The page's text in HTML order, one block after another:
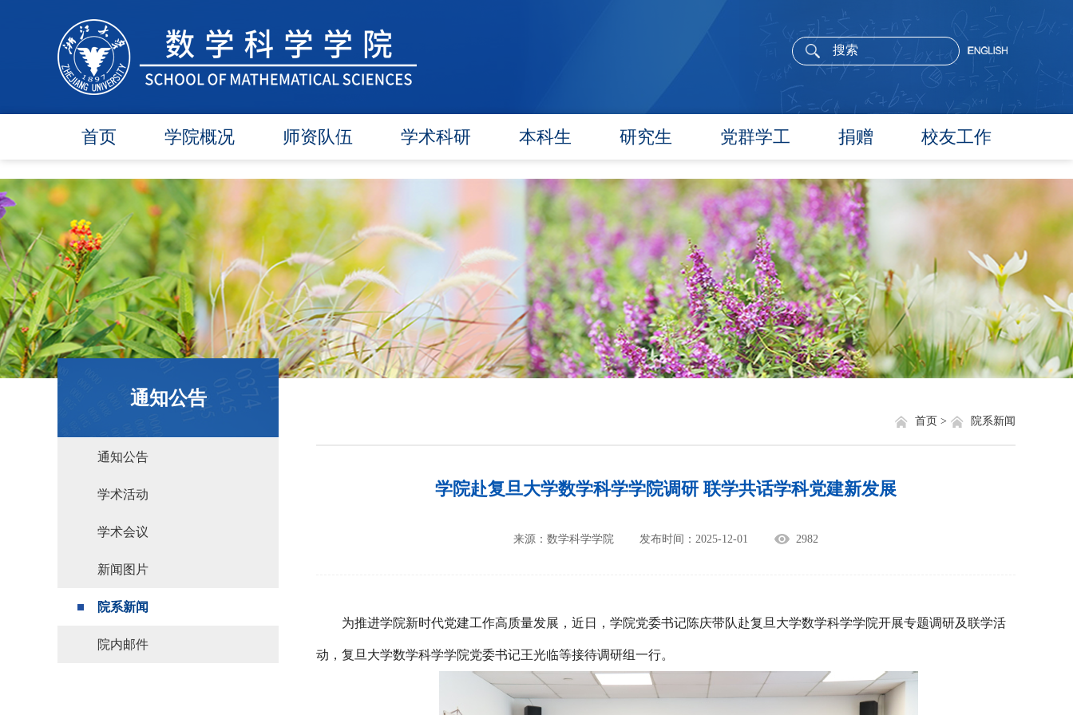
首页 学院概况
学院简介
学院领导
各委员会
办事指南
行政团队
师资队伍
在任教师
博导师资
硕导师资
退休教师
人才引进
政策文件
学术科研
学术团队
学术活动
信息公告
文件汇编
本科生
信息公告
教研动态
学籍管理
实践教学
对外交流
培养方案
研究生
信息公告
招生工作
培养工作
毕业学位
政策文件
党群学工
党委概况
党建工作
文件汇编
团学通知
团学新闻
就业信息
学生文件资料
规章制度
捐赠 校友工作
院长寄语
活动通告
校友新闻
校友风采
校友名录
相关网站链接
关于我们
通知公告
通知公告
学术活动
学术会议
新闻图片
院系新闻
院内邮件
院系新闻
首页 >
学院赴复旦大学数学科学学院调研 联学共话学科党建新发展
来源：数学科学学院 发布时间：2025-12-01 2982
为推进学院新时代党建工作高质量发展，近日，学院党委书记陈庆带队赴复旦大学数学科学学院开展专题调研及联学活
动，复旦大学数学科学学院党委书记王光临等接待调研组一行。